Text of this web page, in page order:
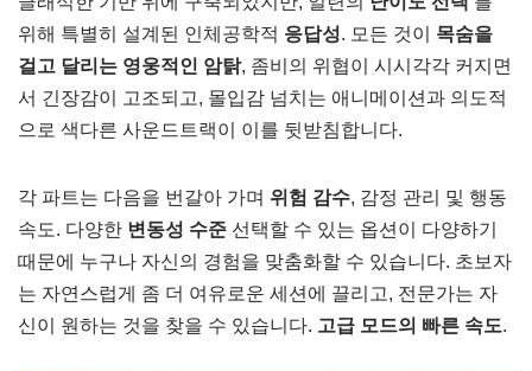
위해 특별히 설계된 인체공학적 응답성. 모든 것이 목숨을
걸고 달리는 영웅적인 암탉, 좀비의 위협이 시시각각 커지면
서 긴장감이 고조되고, 몰입감 넘치는 애니메이션과 의도적
으로 색다른 사운드트랙이 이를 뒷받침합니다.
각 파트는 다음을 번갈아 가며 위험 감수, 감정 관리 및 행동
속도. 다양한 변동성 수준 선택할 수 있는 옵션이 다양하기
때문에 누구나 자신의 경험을 맞춤화할 수 있습니다. 초보자
는 자연스럽게 좀 더 여유로운 세션에 끌리고, 전문가는 자
신이 원하는 것을 찾을 수 있습니다. 고급 모드의 빠른 속도.